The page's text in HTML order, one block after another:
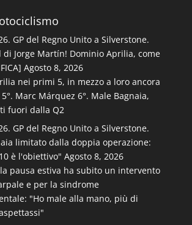
GP del Regno Unito a Silverstone.
di Jorge Martín! Dominio Aprilia, come
Agosto 8, 2026
nei primi 5, in mezzo a loro ancora
Marc Márquez 6°. Male Bagnaia,
fuori dalla Q2
GP del Regno Unito a Silverstone.
limitato dalla doppia operazione:
è l'obiettivo" Agosto 8, 2026
pausa estiva ha subito un intervento
e per la sindrome
"Ho male alla mano, più di